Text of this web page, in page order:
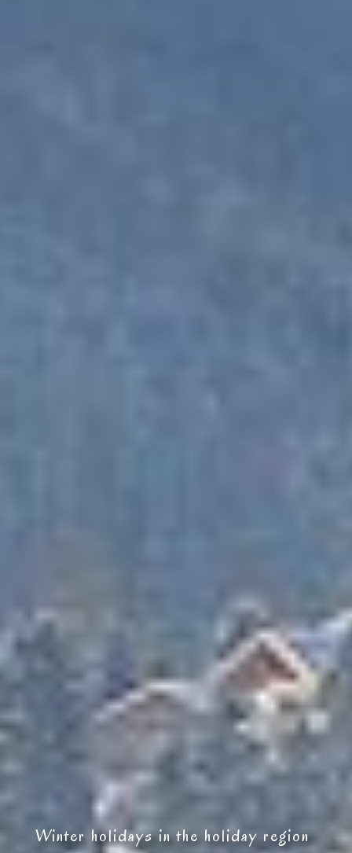
Winter holidays in the holiday region